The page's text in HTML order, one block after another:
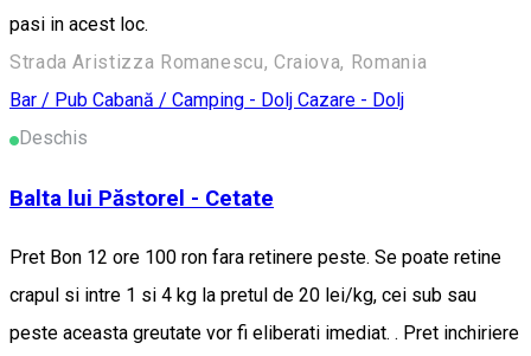
pasi in acest loc.
Strada Aristizza Romanescu, Craiova, Romania
Bar / Pub Cabană / Camping - Dolj Cazare - Dolj
Deschis
Balta lui Păstorel - Cetate
Pret Bon 12 ore 100 ron fara retinere peste. Se poate retine
crapul si intre 1 si 4 kg la pretul de 20 lei/kg, cei sub sau
peste aceasta greutate vor fi eliberati imediat. . Pret inchiriere